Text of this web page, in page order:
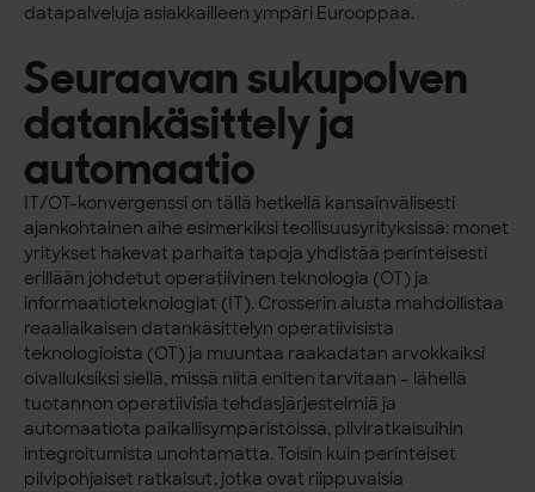
datapalveluja asiakkailleen ympäri Eurooppaa.
Seuraavan sukupolven
datankäsittely ja
automaatio
IT/OT-konvergenssi on tällä hetkellä kansainvälisesti
ajankohtainen aihe esimerkiksi teollisuusyrityksissä: monet
yritykset hakevat parhaita tapoja yhdistää perinteisesti
erillään johdetut operatiivinen teknologia (OT) ja
informaatioteknologiat (IT). Crosserin alusta mahdollistaa
reaaliaikaisen datankäsittelyn operatiivisista
teknologioista (OT) ja muuntaa raakadatan arvokkaiksi
oivalluksiksi siellä, missä niitä eniten tarvitaan – lähellä
tuotannon operatiivisia tehdasjärjestelmiä ja
automaatiota paikallisympäristöissä, pilviratkaisuihin
integroitumista unohtamatta. Toisin kuin perinteiset
pilvipohjaiset ratkaisut, jotka ovat riippuvaisia